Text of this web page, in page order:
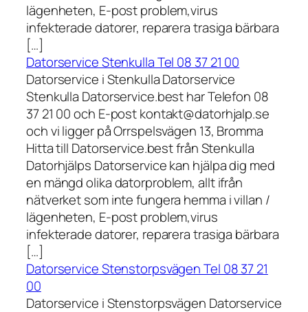
lägenheten, E-post problem,virus
infekterade datorer, reparera trasiga bärbara
[…]
Datorservice Stenkulla Tel 08 37 21 00
Datorservice i Stenkulla Datorservice
Stenkulla Datorservice.best har Telefon 08
37 21 00 och E-post kontakt@datorhjalp.se
och vi ligger på Orrspelsvägen 13, Bromma
Hitta till Datorservice.best från Stenkulla
Datorhjälps Datorservice kan hjälpa dig med
en mängd olika datorproblem, allt ifrån
nätverket som inte fungera hemma i villan /
lägenheten, E-post problem,virus
infekterade datorer, reparera trasiga bärbara
[…]
Datorservice Stenstorpsvägen Tel 08 37 21
00
Datorservice i Stenstorpsvägen Datorservice